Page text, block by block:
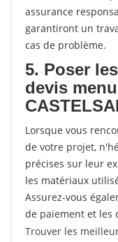
assurance
garantiront un
cas de problème.
5. Poser
devis
Lorsque vous
de votre projet,
précises sur leur
les matériaux
Assurez-vous
de paiement et les
Trouver les